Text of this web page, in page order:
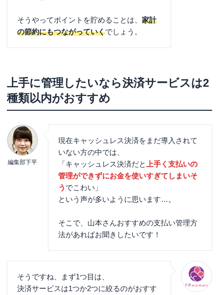
そうやってポイントを貯めることは、 家計
の節約にもつながっていくでしょう。
上手に管理したいなら決済サービスは2
種類以内がおすすめ
編集部下平
現在キャッシュレス決済をまだ導入されて
いない方の中では、
「キャッシュレス決済だと
上手く支払いの
管理ができずにお金を使いすぎてしまいそ
う でこわい」
という声が多いように思います…。
そこで、山本さんおすすめの支払い管理方
法があればお聞きしたいです！
そうですね、まず1つ目は、
決済サービスは1つか2つに絞るのがおすす